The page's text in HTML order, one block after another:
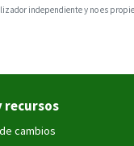
independiente y no es
recursos
cambios